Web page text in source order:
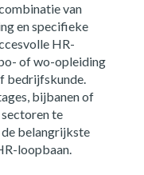
van
en specifieke
HR-
of wo-opleiding
bedrijfskunde.
bijbanen of
te
belangrijkste
loopbaan.